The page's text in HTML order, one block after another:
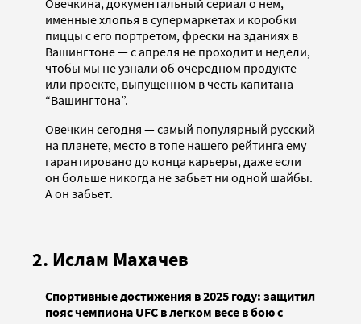
Овечкина, документальный сериал о нем,
именные хлопья в супермаркетах и коробки
пиццы с его портретом, фрески на зданиях в
Вашингтоне — с апреля не проходит и недели,
чтобы мы не узнали об очередном продукте
или проекте, выпущенном в честь капитана
“Вашингтона”.
Овечкин сегодня — самый популярный русский
на планете, место в топе нашего рейтинга ему
гарантировано до конца карьеры, даже если
он больше никогда не забьет ни одной шайбы.
А он забьет.
2. Ислам Махачев
Спортивные достижения в 2025 году: защитил
пояс чемпиона UFC в легком весе в бою с